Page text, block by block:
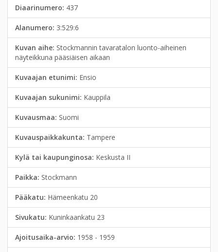
Diaarinumero: 437
Alanumero: 3:529:6
Kuvan aihe: Stockmannin tavaratalon luonto-aiheinen
näyteikkuna pääsiäisen aikaan
Kuvaajan etunimi: Ensio
Kuvaajan sukunimi: Kauppila
Kuvausmaa: Suomi
Kuvauspaikkakunta: Tampere
Kylä tai kaupunginosa: Keskusta II
Paikka: Stockmann
Pääkatu: Hämeenkatu 20
Sivukatu: Kuninkaankatu 23
Ajoitusaika-arvio: 1958 - 1959